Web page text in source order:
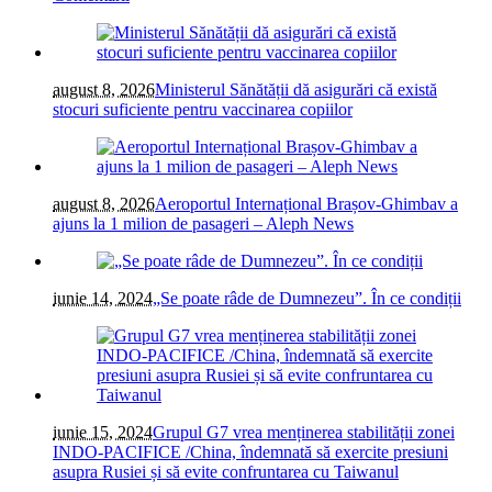
august 8, 2026Ministerul Sănătății dă asigurări că există
stocuri suficiente pentru vaccinarea copiilor
august 8, 2026Aeroportul Internațional Brașov-Ghimbav a
ajuns la 1 milion de pasageri – Aleph News
iunie 14, 2024„Se poate râde de Dumnezeu”. În ce condiții
iunie 15, 2024Grupul G7 vrea menținerea stabilității zonei
INDO-PACIFICE /China, îndemnată să exercite presiuni
asupra Rusiei și să evite confruntarea cu Taiwanul